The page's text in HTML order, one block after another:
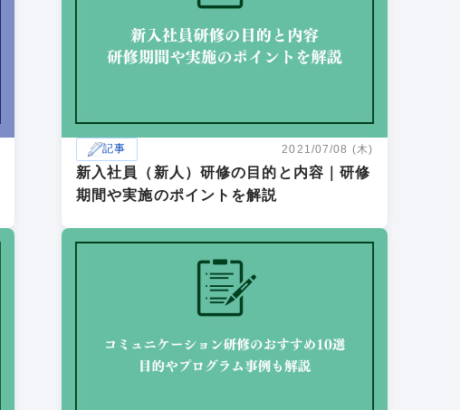
記事 2021/07/08 (木)
新入社員（新人）研修の目的と内容｜研修
期間や実施のポイントを解説